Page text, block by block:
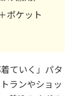
ポケット
ていく」パタ
ランやショッ